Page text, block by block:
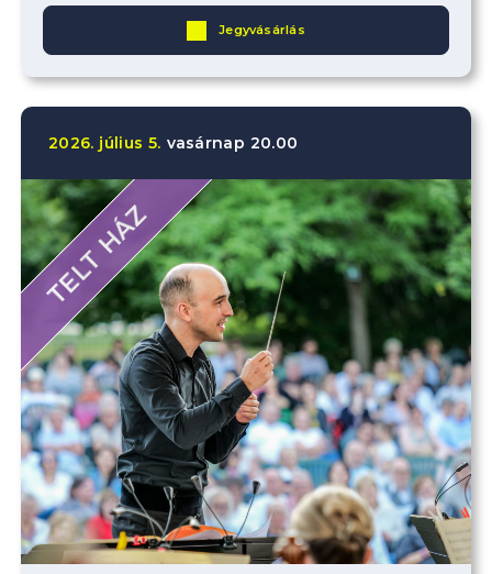
Jegyvásárlás
2026. július 5. vasárnap 20.00
TELT HÁZ